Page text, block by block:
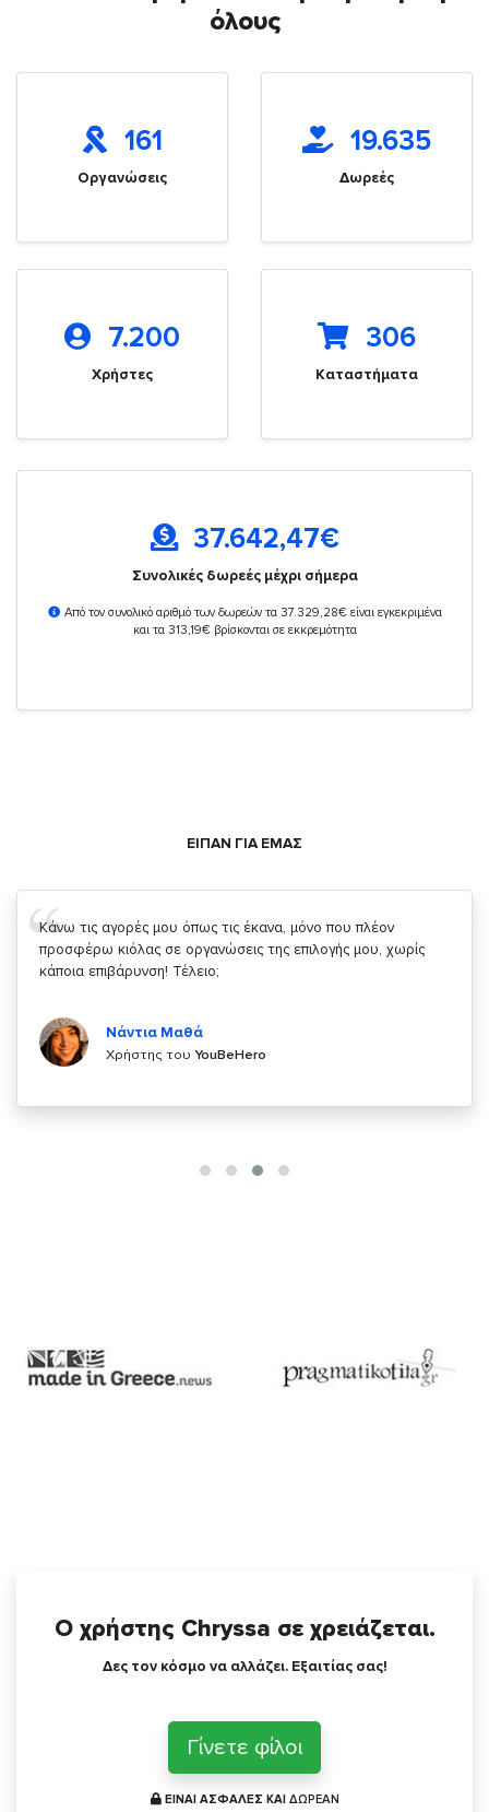
όλους
161
Οργανώσεις
19.635
Δωρεές
7.200
Χρήστες
306
Καταστήματα
37.642,47€
Συνολικές δωρεές μέχρι σήμερα
Από τον συνολικό αριθμό των δωρεών τα 37.329,28€ είναι εγκεκριμένα
και τα 313,19€ βρίσκονται σε εκκρεμότητα
ΕΙΠΑΝ ΓΙΑ ΕΜΑΣ
Σας ευχαριστώ που μας δίνετε την δυνατότητα να κάνουμε
κάτι!
Χρήστης τουYouBeHero
Ο χρήστης Chryssa σε χρειάζεται.
Δες τον κόσμο να αλλάζει. Εξαιτίας σας!
Γίνετε φίλοι
ΕΙΝΑΙ ΑΣΦΑΛΕΣ ΚΑΙ ΔΩΡΕΑΝ